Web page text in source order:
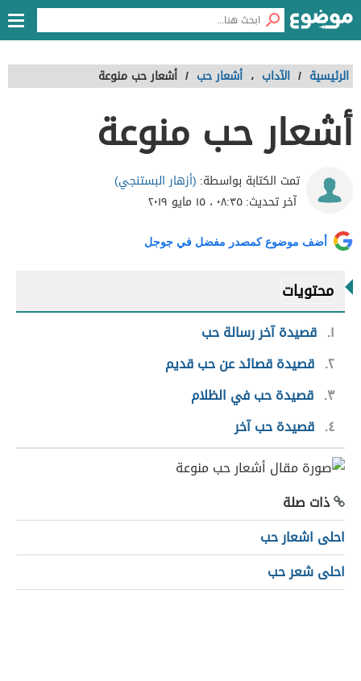
الرئيسية / الآداب ، أشعار حب / أشعار حب منوعة
أشعار حب منوعة
تمت الكتابة بواسطة: (أزهار البستنجي)
آخر تحديث:٠٨:٣٥ ، ١٥ مايو ٢٠١٩
أضف موضوع كمصدر مفضل في جوجل
محتويات
١ قصيدة آخر رسالة حب
٢ قصيدة قصائد عن حب قديم
٣ قصيدة حب في الظلام
٤ قصيدة حب آخر
ذات صلة
احلى اشعار حب
احلى شعر حب